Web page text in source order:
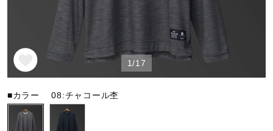
バレーボール
テニス／ソフトテニス
バドミントン
1/17
■カラー08:チャコール杢